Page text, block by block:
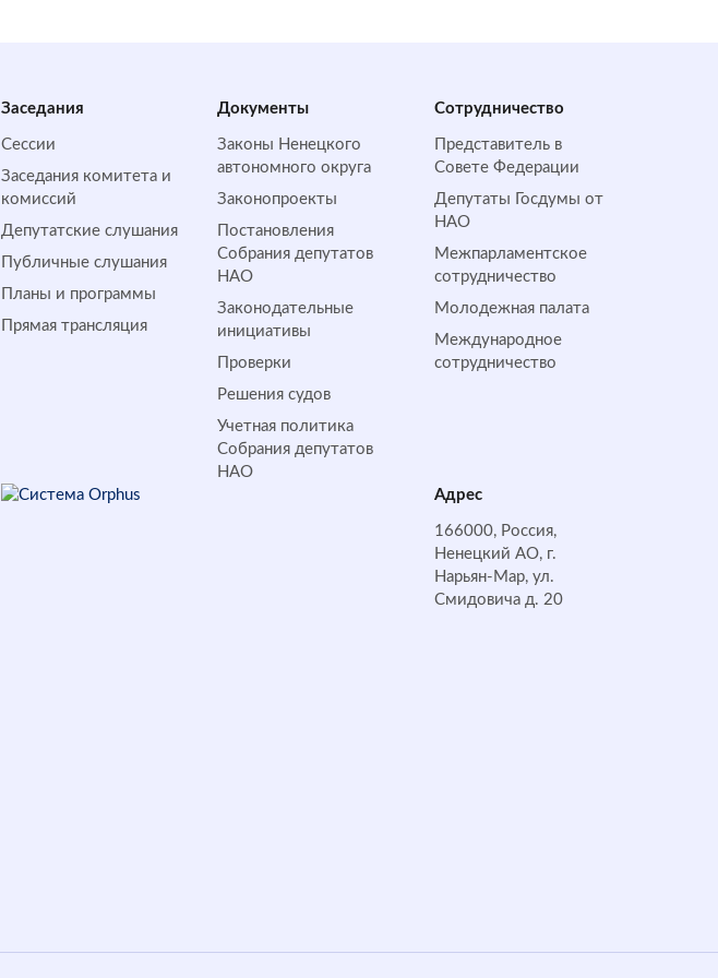
Заседания
Сессии
Заседания комитета и
комиссий
Депутатские слушания
Публичные слушания
Планы и программы
Прямая трансляция
Документы
Законы Ненецкого
автономного округа
Законопроекты
Постановления
Собрания депутатов
НАО
Законодательные
инициативы
Проверки
Решения судов
Учетная политика
Собрания депутатов
НАО
Сотрудничество
Представитель в
Совете Федерации
Депутаты Госдумы от
НАО
Межпарламентское
сотрудничество
Молодежная палата
Международное
сотрудничество
Адрес
166000, Россия,
Ненецкий АО, г.
Нарьян-Мар, ул.
Смидовича д. 20